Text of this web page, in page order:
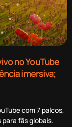
no YouTube
imersiva;
com 7 palcos,
fãs globais.